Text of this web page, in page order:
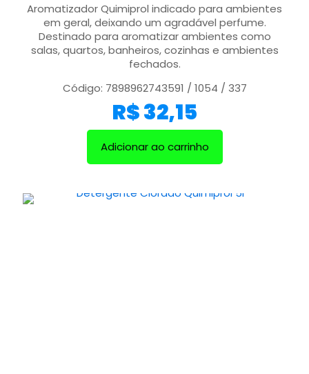
Aromatizador Quimiprol indicado para ambientes
em geral, deixando um agradável perfume.
Destinado para aromatizar ambientes como
salas, quartos, banheiros, cozinhas e ambientes
fechados.
Código: 7898962743591 / 1054 / 337
R$32,15
Adicionar ao carrinho